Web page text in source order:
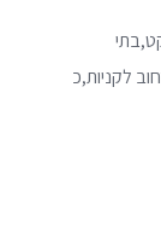
לקניות,כ